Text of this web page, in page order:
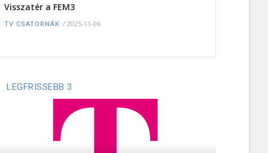
Visszatér a FEM3
TV CSATORNÁK / 2025-11-06
LEGFRISSEBB 3